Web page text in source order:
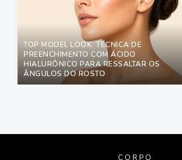
TOP MODEL LOOK: TÉCNICA DE
PREENCHIMENTO COM ÁCIDO
HIALURÔNICO PARA RESSALTAR OS
ÂNGULOS DO ROSTO
CORPO